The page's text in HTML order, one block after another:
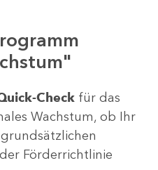
Check für das
Wachstum, ob Ihr
Förderrichtlinie